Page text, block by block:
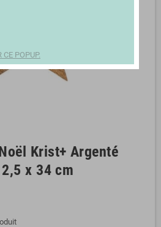
Krist+ Argenté
x 34 cm
POPUP.